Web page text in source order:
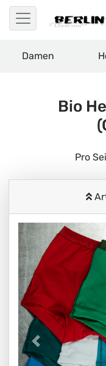
Damen
Bio
Pro